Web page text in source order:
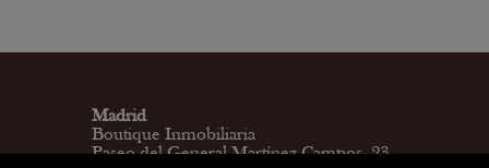
Madrid
Boutique Inmobiliaria
Paseo del General Martínez Campos, 23.